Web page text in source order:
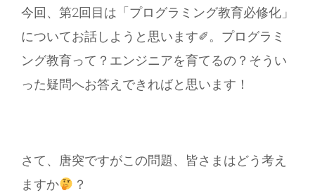
今回、第2回目は「プログラミング教育必修化」
についてお話しようと思います✐。プログラミ
ング教育って？エンジニアを育てるの？そうい
った疑問へお答えできればと思います！
さて、唐突ですがこの問題、皆さまはどう考え
ますか
？